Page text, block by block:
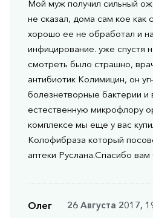
Мой муж получил сильный
не сказал, дома сам кое как
хорошо ее не обработал и
инфицирование. уже спустя
смотреть было страшно,
антибиотик Колимицин, он
болезнетворные бактерии и
естественную микрофлору
комплексе мы еще у вас
Колофибраза который
аптеки Руслана.Спасибо
Олег
26 Августа 2017,